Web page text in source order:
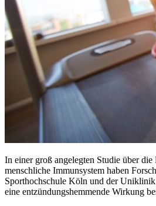
In einer groß angelegten Studie über
menschliche Immunsystem haben
Sporthochschule Köln und der
eine entzündungshemmende Wirkung